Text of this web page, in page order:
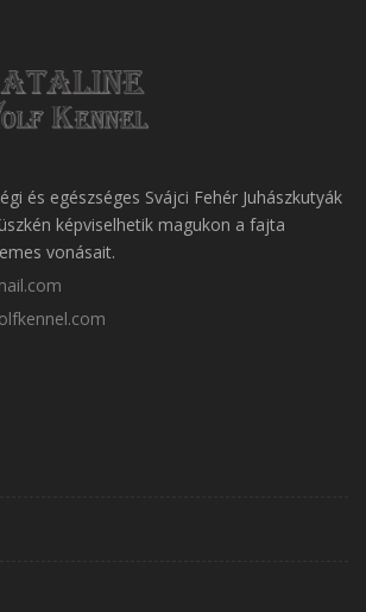
és egészséges Svájci Fehér Juhászkutyák
képviselhetik magukon a fajta
vonásait.